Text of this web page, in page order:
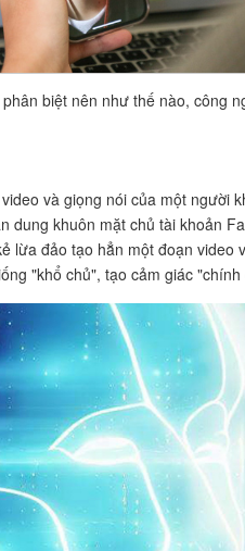
biệt nên như thế nào, công
và giọng nói của một người
khuôn mặt chủ tài khoản
lừa đảo tạo hẳn một đoạn video
"khổ chủ", tạo cảm giác